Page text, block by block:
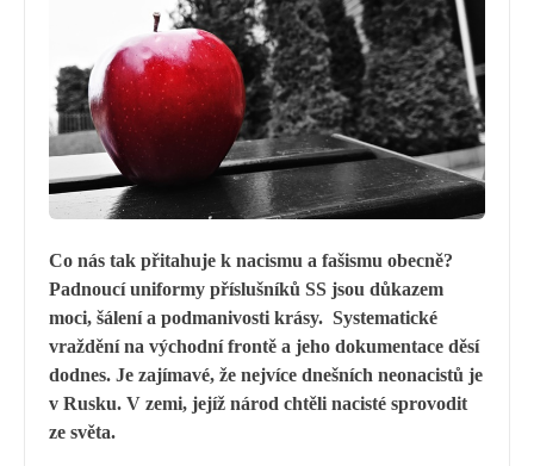
Co nás tak přitahuje k nacismu a fašismu obecně?
Padnoucí uniformy příslušníků SS jsou důkazem
moci, šálení a podmanivosti krásy. Systematické
vraždění na východní frontě a jeho dokumentace děsí
dodnes. Je zajímavé, že nejvíce dnešních neonacistů je
v Rusku. V zemi, jejíž národ chtěli nacisté sprovodit
ze světa.